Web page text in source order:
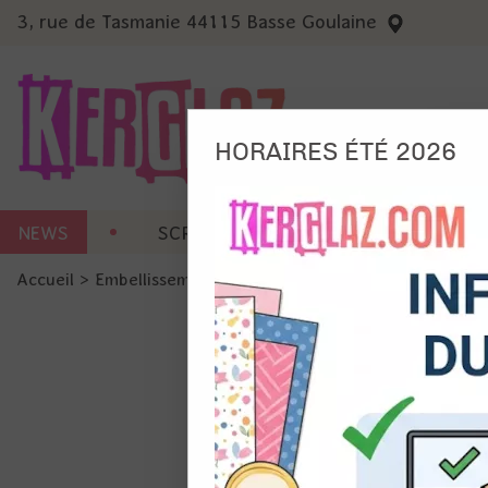
3, rue de Tasmanie 44115 Basse Goulaine
NEWS SCRAP CARTERIE MACHINES
Accueil > Embellissement > Ficelle en
Ils
et du
précises
Si vous
de la
HORAIRES ÉTÉ 2026